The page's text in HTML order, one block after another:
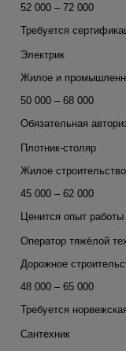
52 000 – 72 000
Требуется
Электрик
Жилое и
50 000 – 68 000
Обязательная
Плотник-столяр
Жилое
45 000 – 62 000
Ценится опыт
Оператор тяжёлой
Дорожное
48 000 – 65 000
Требуется
Сантехник